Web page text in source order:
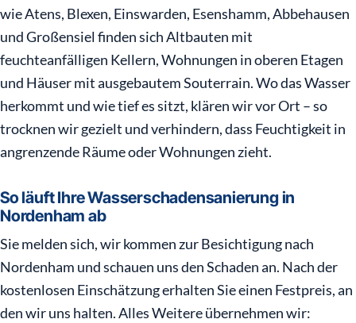
wie Atens, Blexen, Einswarden, Esenshamm, Abbehausen
und Großensiel finden sich Altbauten mit
feuchteanfälligen Kellern, Wohnungen in oberen Etagen
und Häuser mit ausgebautem Souterrain. Wo das Wasser
herkommt und wie tief es sitzt, klären wir vor Ort – so
trocknen wir gezielt und verhindern, dass Feuchtigkeit in
angrenzende Räume oder Wohnungen zieht.
So läuft Ihre Wasserschadensanierung in
Nordenham ab
Sie melden sich, wir kommen zur Besichtigung nach
Nordenham und schauen uns den Schaden an. Nach der
kostenlosen Einschätzung erhalten Sie einen Festpreis, an
den wir uns halten. Alles Weitere übernehmen wir: